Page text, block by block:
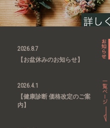
2026.8.7
【お盆休みのお知らせ】
2026.4.1
【健康診断 価格改定のご案
内】